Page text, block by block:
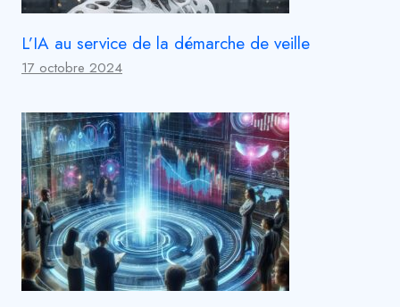
L’IA au service de la démarche de veille
17 octobre 2024